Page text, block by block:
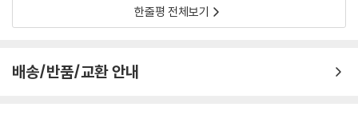
으로 두면서 우크라이나를 이등민족으로 간주하고 하대해왔다. 러시아 당
국은 수백년 간 우크라이나의 국가적 독립성을 부인한 채 우크라이나인들
주의를 고양하려는 노력에 대해 탄압으로 일관하면서 우크라이나가 러시
한줄평 전체보기
배송/반품/교환 안내